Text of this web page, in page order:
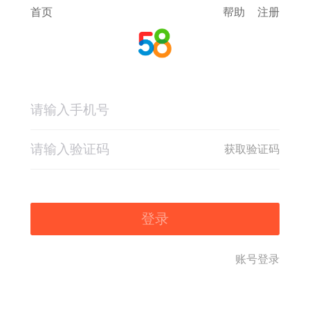
首页 帮助 注册
获取验证码
登录
账号登录